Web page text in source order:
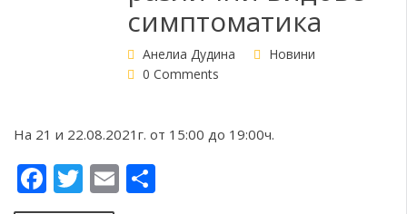
симптоматика
Анелиа Дудина
Новини
0 Comments
На 21 и 22.08.2021г. от 15:00 до 19:00ч.
Facebook
Twitter
Email